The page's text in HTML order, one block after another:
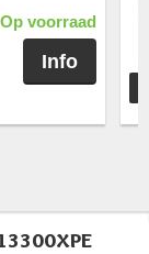
Op voorraad
Info